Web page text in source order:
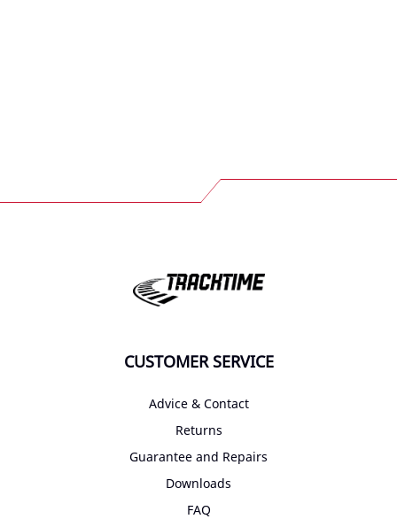
CUSTOMER SERVICE
Advice & Contact
Returns
Guarantee and Repairs
Downloads
FAQ